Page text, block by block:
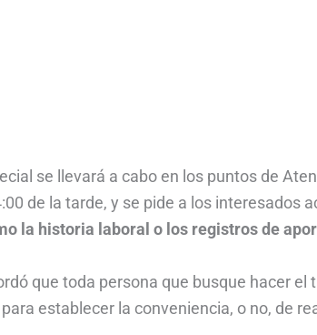
se llevará a cabo en los puntos de
de la tarde, y se pide a los interesados
la historia laboral o los registros de
que toda persona que busque hacer
establecer la conveniencia, o no, de